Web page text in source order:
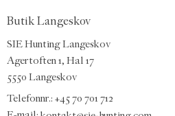
Butik Langeskov
SIE Hunting Langeskov
Agertoften 1, Hal 17
5550 Langeskov
Telefonnr.: +45 70 701 712